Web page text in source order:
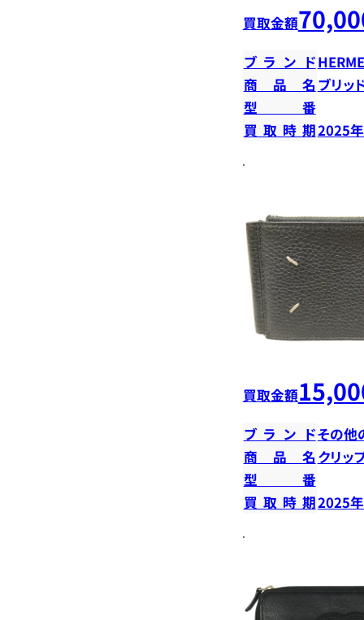
買取金額
ブランド
商品名 ブリッ
型番
買取時期2025
買取金額
ブランドその他
商品名 クリッ
型番
買取時期2025